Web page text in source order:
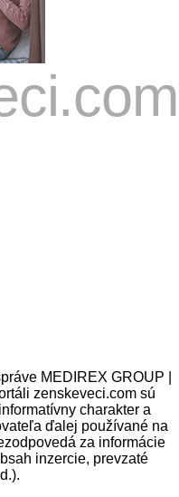
MEDIREX GROUP |
zenskeveci.com sú
charakter a
ďalej používané na
za informácie
inzercie, prevzaté